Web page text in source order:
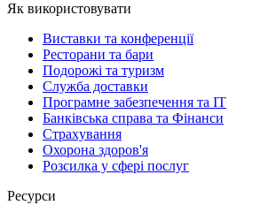
Як використовувати
Виставки та конференції
Ресторани та бари
Подорожі та туризм
Служба доставки
Програмне забезпечення та IT
Банківська справа та Фінанси
Страхування
Охорона здоров'я
Розсилка у сфері послуг
Ресурси